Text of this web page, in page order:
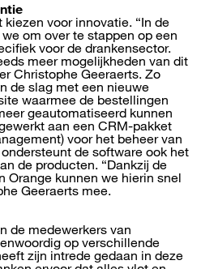
voor innovatie. “In de
om over te stappen op een
voor de drankensector.
meer mogelijkheden van dit
Christophe Geeraerts. Zo
de slag met een nieuwe
waarmee de bestellingen
geautomatiseerd kunnen
aan een CRM-pakket
voor het beheer van
de software ook het
de producten. “Dankzij de
Orange kunnen we hierin snel
Geeraerts mee.
de medewerkers van
op verschillende
zijn intrede gedaan in deze